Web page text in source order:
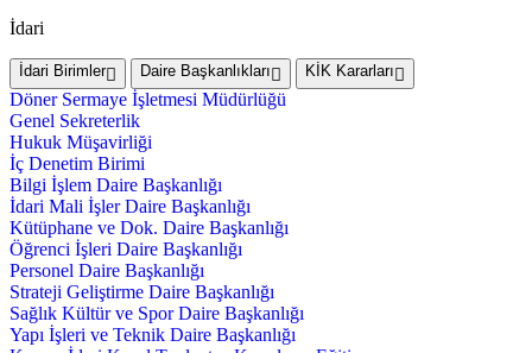
İdari
İdari Birimler Daire Başkanlıkları KİK Kararları
Döner Sermaye İşletmesi Müdürlüğü
Genel Sekreterlik
Hukuk Müşavirliği
İç Denetim Birimi
Bilgi İşlem Daire Başkanlığı
İdari Mali İşler Daire Başkanlığı
Kütüphane ve Dok. Daire Başkanlığı
Öğrenci İşleri Daire Başkanlığı
Personel Daire Başkanlığı
Strateji Geliştirme Daire Başkanlığı
Sağlık Kültür ve Spor Daire Başkanlığı
Yapı İşleri ve Teknik Daire Başkanlığı